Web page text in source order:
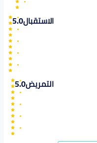
الاستقبال5.0
التمريض5.0